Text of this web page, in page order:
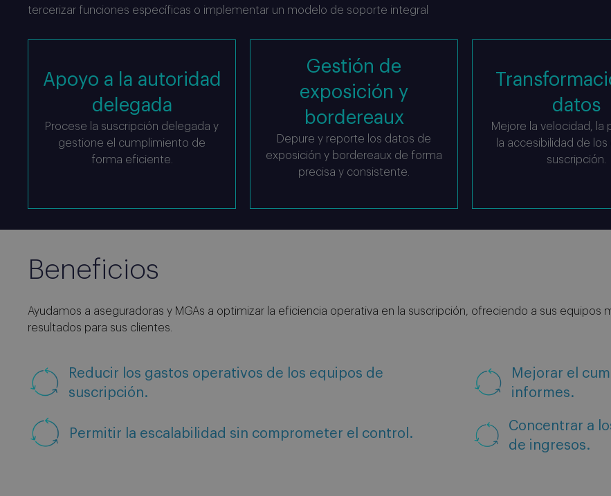
tercerizar funciones específicas o implementar un modelo de soporte integral
Apoyo a la autoridad
delegada
Procese la suscripción delegada y
gestione el cumplimiento de
forma eficiente.
Gestión de
exposición y
bordereaux
Depure y reporte los datos de
exposición y bordereaux de forma
precisa y consistente.
datos
Mejore la velocidad, la
la accesibilidad de
suscripción.
Beneficios
Ayudamos a aseguradoras y MGAs a optimizar la eficiencia operativa en la suscripción, ofreciendo a sus
resultados para sus clientes.
Reducir los gastos operativos de los equipos de
suscripción.
Mejorar el
informes.
Permitir la escalabilidad sin comprometer el control.
Concentrar a
de ingresos.